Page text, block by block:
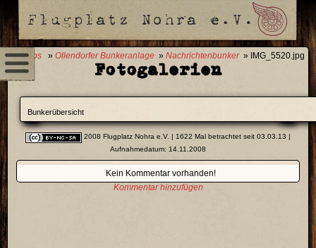
0 Fotos » Ollendorfer Bunkeranlage » Nachrichtenbunker» IMG_5520.jpg
Fotogalerien
Bunkerübersicht
2008 Flugplatz Nohra e.V. | 1622 Mal betrachtet seit 03.03.13 |
Aufnahmedatum: 14.11.2008
Kein Kommentar vorhanden!
Kommentar hinzufügen